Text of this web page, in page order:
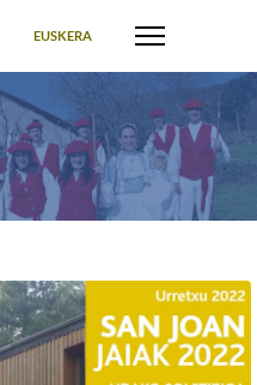
EUSKERA